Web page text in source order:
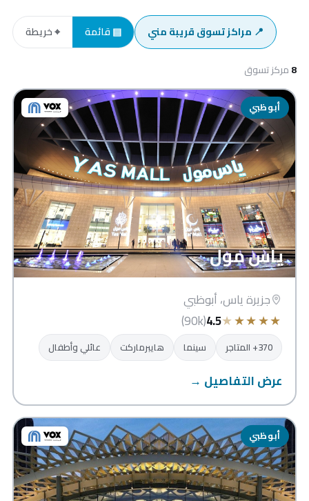
📍 مراكز تسوق قريبة مني ▤ قائمة ⌖ خريطة
8مركز تسوق
أبوظبي
ياس مول
جزيرة ياس، أبوظبي
★
★
★
★
★
4.5
(90k)
370+ المتاجر سينما هايبرماركت عائلي وأطفال
عرض التفاصيل →
أبوظبي